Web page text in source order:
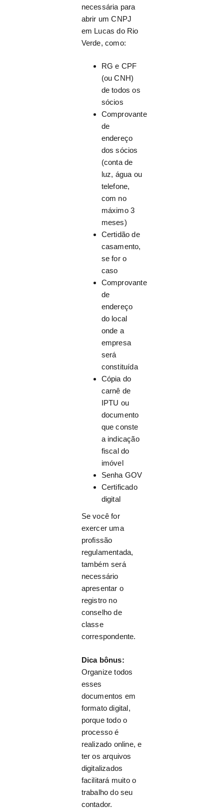
necessária para
abrir um CNPJ
em Lucas do Rio
Verde, como:
RG e CPF
(ou CNH)
de todos os
sócios
Comprovante
de
endereço
dos sócios
(conta de
luz, água ou
telefone,
com no
máximo 3
meses)
Certidão de
casamento,
se for o
caso
Comprovante
de
endereço
do local
onde a
empresa
será
constituída
Cópia do
carnê de
IPTU ou
documento
que conste
a indicação
fiscal do
imóvel
Senha GOV
Certificado
digital
Se você for
exercer uma
profissão
regulamentada,
também será
necessário
apresentar o
registro no
conselho de
classe
correspondente.
Dica bônus:
Organize todos
esses
documentos em
formato digital,
porque todo o
processo é
realizado online, e
ter os arquivos
digitalizados
facilitará muito o
trabalho do seu
contador.